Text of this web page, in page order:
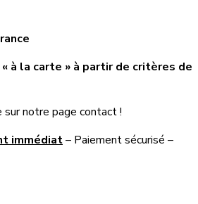
à la carte » à partir de critères de
notre page contact !
immédiat– Paiement sécurisé –